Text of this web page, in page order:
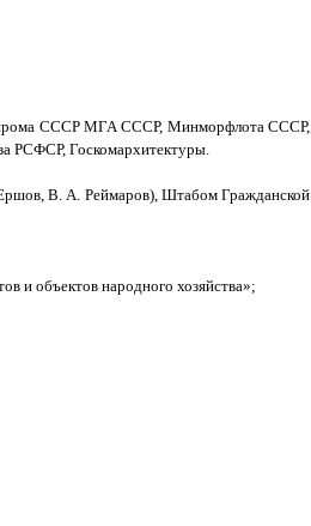
СССР МГА СССР, Минморфлота СССР,
Госкомархитектуры.
В. А. Реймаров), Штабом Гражданской
и объектов народного хозяйства»;